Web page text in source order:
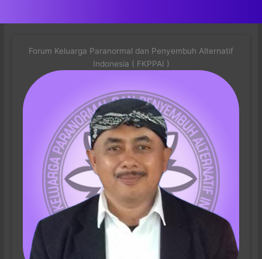
Forum Keluarga Paranormal dan Penyembuh Alternatif
Indonesia ( FKPPAI )